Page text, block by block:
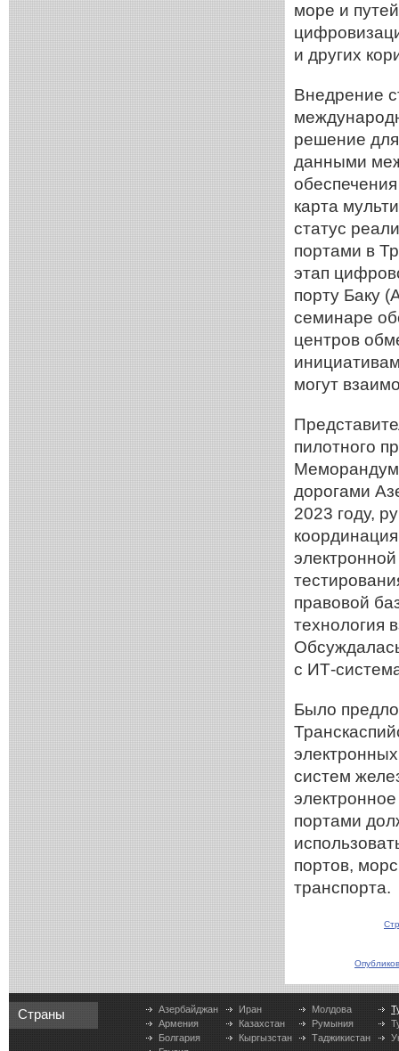
море и
и других
Внедрение
решение
данными
карта
статус
портами в
этап
порту Баку
семинаре
центров
могут
пилотного
дорогами
2023 году,
правовой
технология
с ИТ-
Было
систем
портами
портов,
транспорта.
Страны
Азербайджан
Армения
Болгария
Иран
Казахстан
Кыргызстан
Молдова
Румыния
Таджикистан